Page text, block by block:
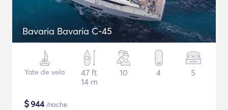
Bavaria Bavaria C-45
Yate de vela
47 ft
14 m
10 4 5
$944/noche